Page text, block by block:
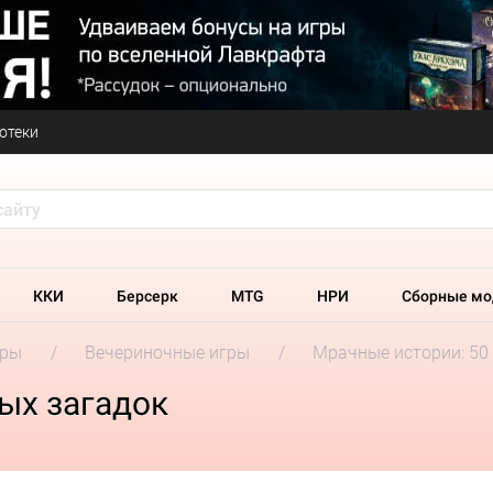
ККИ Берсерк MTG НРИ Сборные
Вечериночные игры Мрачные истории: 50
загадок